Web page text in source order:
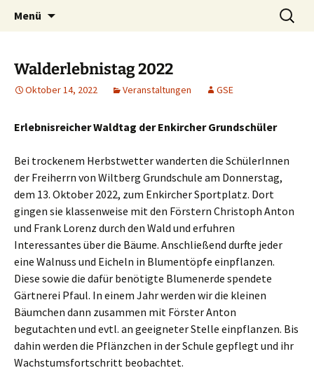
Grundschule Enkirch
Menü
Suchen
nach:
Walderlebnistag 2022
Oktober 14, 2022 Veranstaltungen GSE
Erlebnisreicher Waldtag der Enkircher Grundschüler
Bei trockenem Herbstwetter wanderten die SchülerInnen
der Freiherrn von Wiltberg Grundschule am Donnerstag,
dem 13. Oktober 2022, zum Enkircher Sportplatz. Dort
gingen sie klassenweise mit den Förstern Christoph Anton
und Frank Lorenz durch den Wald und erfuhren
Interessantes über die Bäume. Anschließend durfte jeder
eine Walnuss und Eicheln in Blumentöpfe einpflanzen.
Diese sowie die dafür benötigte Blumenerde spendete
Gärtnerei Pfaul. In einem Jahr werden wir die kleinen
Bäumchen dann zusammen mit Förster Anton
begutachten und evtl. an geeigneter Stelle einpflanzen. Bis
dahin werden die Pflänzchen in der Schule gepflegt und ihr
Wachstumsfortschritt beobachtet.